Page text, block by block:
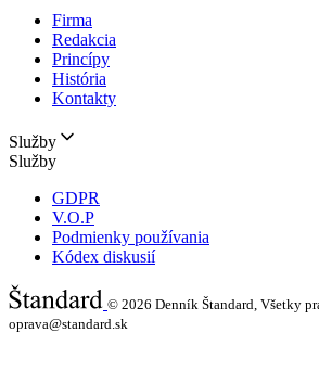
Firma
Redakcia
Princípy
História
Kontakty
Služby
Služby
GDPR
V.O.P
Podmienky používania
Kódex diskusií
© 2026 Denník Štandard, Všetky
oprava@standard.sk